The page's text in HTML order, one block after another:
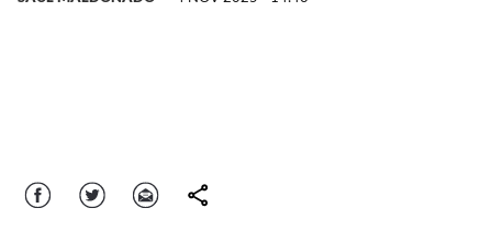
Facebook Twitter Correo comparte